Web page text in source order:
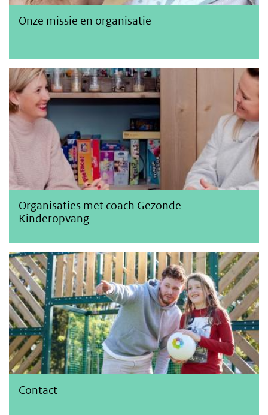
Onze missie en organisatie
Organisatie met coach of docent Gezonde
Organisaties met coach Gezonde
Kinderopvang
Contact
Contact